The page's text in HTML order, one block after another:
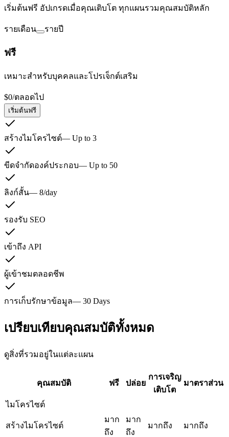
เริ่มต้นฟรี อัปเกรดเมื่อคุณเติบโต ทุกแผนรวมคุณสมบัติหลัก
รายเดือน รายปี
ฟรี
เหมาะสำหรับบุคคลและโปรเจ็กต์เสริม
$0/ตลอดไป
เริ่มต้นฟรี
สร้างไมโครไซต์— Up to 3
ขีดจำกัดองค์ประกอบ— Up to 50
ลิงก์สั้น— 8/day
รองรับ SEO
เข้าถึง API
ผู้เข้าชมตลอดชีพ
การเก็บรักษาข้อมูล— 30 Days
เปรียบเทียบคุณสมบัติทั้งหมด
ดูสิ่งที่รวมอยู่ในแต่ละแผน
คุณสมบัติ ฟรี ปล่อย
การเจริญ
เติบโต
มาตราส่วน
ไมโครไซต์
สร้างไมโครไซต์
มาก
ถึง
มาก
ถึง
มากถึง มากถึง